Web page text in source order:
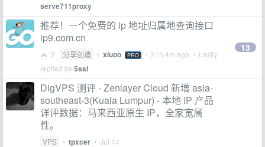
serve711proxy
推荐！一个免费的 ip 地址归属地查询接口
ip9.com.cn
2 分享创造 • xiuoo PRO • 21h 4m ago • Lastly
replied by5ssl
13
DigVPS 测评 - Zenlayer Cloud 新增 asia-
southeast-3(Kuala Lumpur) - 本地 IP 产品
详评数据：马来西亚原生 IP，全家宽属
性。
VPS • tpxcer • Jul 14